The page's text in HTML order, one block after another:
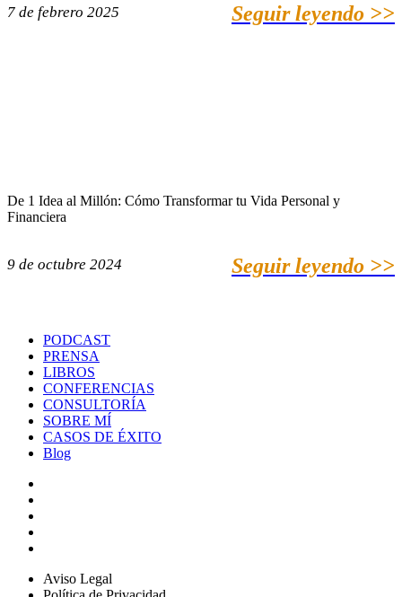
7 de febrero 2025 Seguir leyendo >>
De 1 Idea al Millón: Cómo Transformar tu Vida Personal y
Financiera
9 de octubre 2024 Seguir leyendo >>
PODCAST
PRENSA
LIBROS
CONFERENCIAS
CONSULTORÍA
SOBRE MÍ
CASOS DE ÉXITO
Blog
Aviso Legal